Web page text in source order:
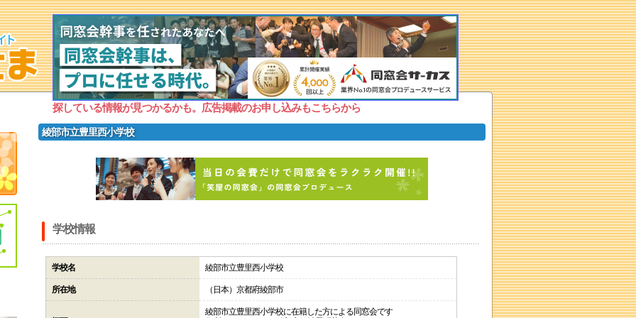
探している情報が見つかるかも。広告掲載のお申し込みもこちらから
綾部市立豊里西小学校
学校情報
学校名 綾部市立豊里西小学校
所在地 （日本）京都府綾部市
綾部市立豊里西小学校に在籍した方による同窓会です